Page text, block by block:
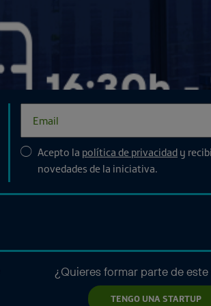
Acepto la política de privacidad y
novedades de la iniciativa.
¿Quieres formar parte de
TENGO UNA STARTUP